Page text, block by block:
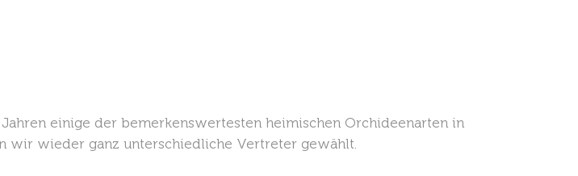
einige der bemerkenswertesten heimischen Orchideenarten in
wir wieder ganz unterschiedliche Vertreter gewählt.